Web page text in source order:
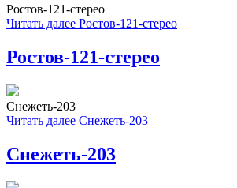
Ростов-121-стерео
Читать далее Ростов-121-стерео
Ростов-121-стерео
Снежеть-203
Читать далее Снежеть-203
Снежеть-203